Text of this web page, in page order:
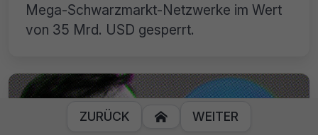
Mega-Schwarzmarkt-Netzwerke im Wert
von 35 Mrd. USD gesperrt.
ZURÜCK  WEITER